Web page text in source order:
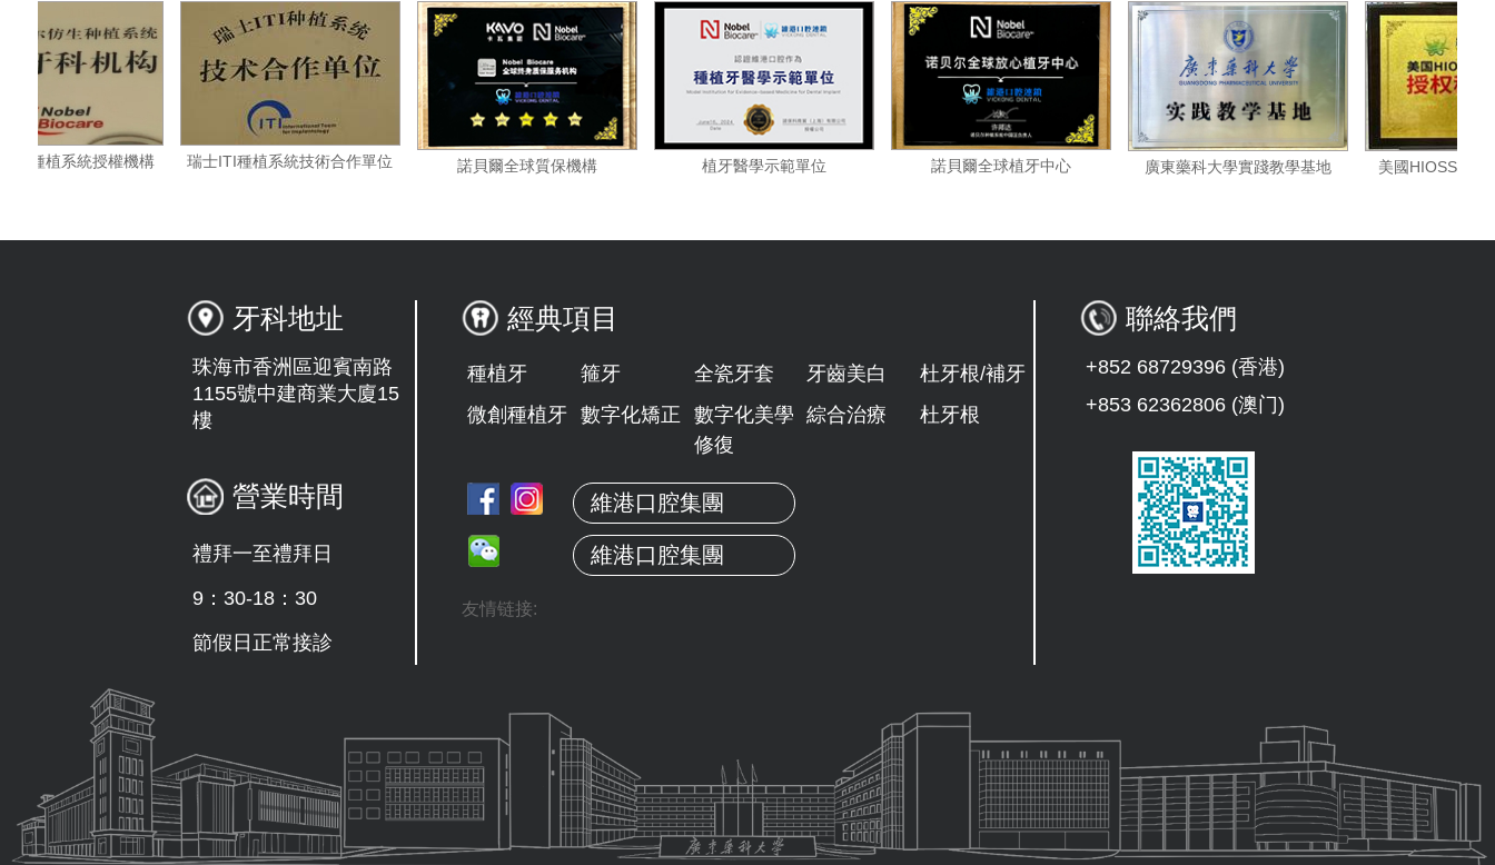
瑞典諾貝爾種植系統授權機構 瑞士ITI種植系統技術合作單位 諾貝爾全球質保機構 植牙醫學示範單位 諾貝爾全球植牙中心 廣東藥科大學實踐教學基地 美國
牙科地址
珠海市香洲區迎賓南路
1155號中建商業大廈15
樓
營業時間
禮拜一至禮拜日
9：30-18：30
節假日正常接診
經典項目
種植牙 箍牙 全瓷牙套 牙齒美白
杜牙根/補牙
微創種植牙 數字化矯正
數字化美學
修復
綜合治療 杜牙根
維港口腔集團
維港口腔集團
友情链接:
聯絡我們
+852 68729396 (香港)
+853 62362806 (澳门)